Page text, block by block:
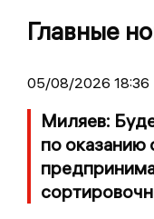
Главные
05/08/2026 18:36
Миляев:
по оказанию